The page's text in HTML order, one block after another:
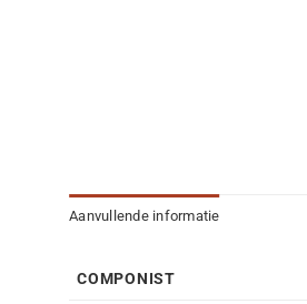
Aanvullende informatie
COMPONIST